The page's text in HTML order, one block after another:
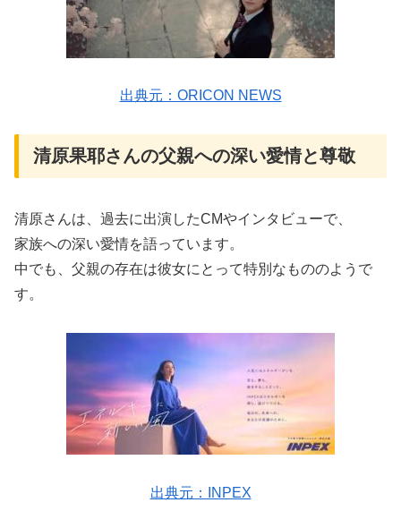
出典元：ORICON NEWS
清原果耶さんの父親への深い愛情と尊敬
清原さんは、過去に出演したCMやインタビューで、
家族への深い愛情を語っています。
中でも、父親の存在は彼女にとって特別なもののようで
す。
出典元：INPEX